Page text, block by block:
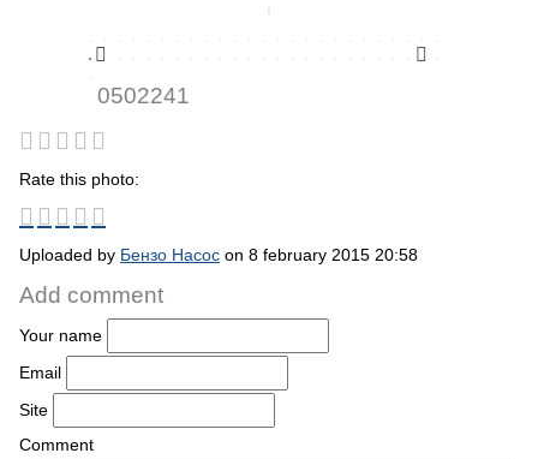
0502241
Rate this photo:
Uploaded by Бензо Насос on 8 february 2015 20:58
Add comment
Your name
Email
Site
Comment